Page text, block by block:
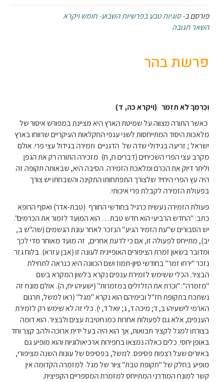
פורסם ב-סוגיות טבע בפרשיות השבוע- חומש ויקרא
השאר תגובה
פרשת בהר
וְכַרְמְךָ לֹא תִזְמֹר (ויקרא כה, ד)
כאשר התורה מצווה על שמיטת הארץ היא מציינת במפורש איסור של
מלאכות היסוד המתייחסות לשני ענפי החקלאות העיקריים שרווחו בארץ
ישראל ; זריעה בגידולי שדה של הדגניים וזמירה בגידול עצי פרי. אולם
מקרב עצי הפרי השכיחים (דברים ח, ח) מזכירה התורה רק את הגפן
וליתר דיוק את הכרם ומלאכת הזמירה. הסיבה היא, שבאותה תקופה זה
היה עץ הפרי היחיד שלצורך התפתחותו התקינה והשבחתו יש צורך
בפעולת הזמירה לקבלת פרי איכותי.
פעולת הזמירה נעשית כרגיל בחודשי החורף (טבת-אדר) ואסף הרופא
כתב: "החדש הרביעי הוא חדש טבת… הוא המועד לזמור את הכרמים".
יש הסבורים ש"עת הזמיר הגיע" הנזכר לאחר עונת הגשמים (שה"ש ב,
יב), מתייחס לפעולה זו, אם כי לדעת אחרים, זה מועד מאוחר מדי לכך
ומדובר בשאון זמרת הציפורים האופיינית לעונה זו (אבן עזרא). בלוח גזר
נזכר "ירחו זמר" בחודשי סיון-תמוז ושם הכוונה היא כנראה לתחילת
הבציר. הכלי ששימש לזמירת ענפים נקרא בלשון המקרא בשם
"מזמרה": "וכרת את הזלזלים במזמרות" (ישעיהו יח, ה). אולם מונח זה
נשתכח בתקופת חז"ל ובימיהם הוא נקרא "מגל" (ראו למשל, תרגום
הארמי לישעיהו ב, ד; מיכה ד, ג; יואל ד, י). כלי זה לא שימש רק לזמירת
הענפים, אלא גם לפעולות אחרות כמו חטיבת עצים ולבציר. הוא דומה
בצורתו למגל לקציר תבואות, אך הוא היה בעל ידית ארוכה ולהב קצר וחד
באופן יחסי. כלים כאלה נמצאו בחפירות ארכיאולוגיות והוא מופיע גם
באיורים שעל רצפות פסיפס. למשל, בפסיפס של עונות השנה מציפורי,
מופיע בחלק של "תקופת טבת" ציור של מגל. למזמרה הקדומה אין
קשר למונח המודרני המתייחס למזמרת המספריים הקפיצית.